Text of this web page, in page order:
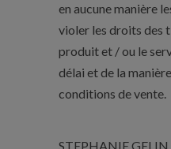
en aucune manière
violer les droits des
produit et / ou le
délai et de la
conditions de vente.
STEPHANIE GELIN